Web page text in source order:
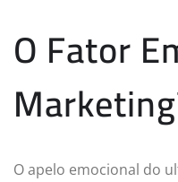
O Fator
O apelo emocional do